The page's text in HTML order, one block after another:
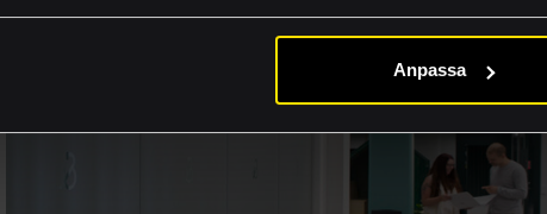
Anpassa
Jobba hos
Akademi